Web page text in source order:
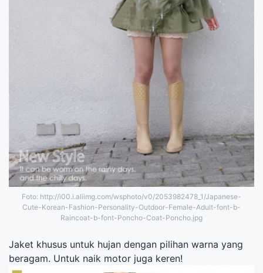
Foto: http://i00.i.aliimg.com/wsphoto/v0/2053982478_1/Japanese-
Cute-Korean-Fashion-Personality-Outdoor-Female-Adult-font-b-
Raincoat-b-font-Poncho-Coat-Poncho.jpg
Jaket khusus untuk hujan dengan pilihan warna yang
beragam. Untuk naik motor juga keren!